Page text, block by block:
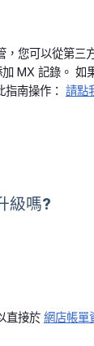
，您可以從第三
MX 記錄。 如
南操作： 請點
級嗎?
直接於 網店帳單